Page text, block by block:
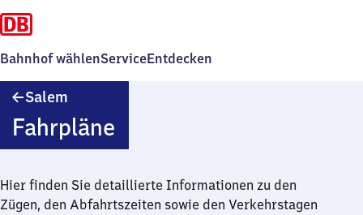
Bahnhof wählenServiceEntdecken
Salem
Fahrpläne
Hier finden Sie detaillierte Informationen zu den
Zügen, den Abfahrtszeiten sowie den Verkehrstagen